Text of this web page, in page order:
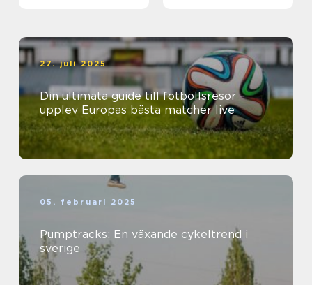
27. juli 2025
Din ultimata guide till fotbollsresor –
upplev Europas bästa matcher live
05. februari 2025
Pumptracks: En växande cykeltrend i
sverige